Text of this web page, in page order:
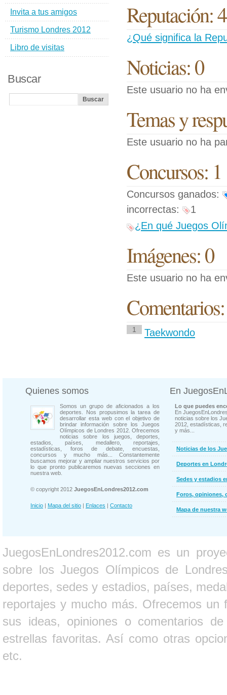
Reputación: 4
¿Qué significa la
Noticias: 0
Este usuario no ha
Temas y
Este usuario no ha
Concursos: 1
Concursos ganados:
incorrectas:
1
¿En qué Juegos
Imágenes: 0
Este usuario no ha
1 Taekwondo
Invita a tus amigos
Turismo Londres 2012
Libro de visitas
Buscar
Quienes somos
Somos un grupo de aficionados a los
deportes. Nos propusimos la tarea de
desarrollar esta web con el objetivo de
brindar información sobre los Juegos
Olímpicos de Londres 2012. Ofrecemos
noticias sobre los juegos, deportes,
estadios, países, medallero, reportajes,
estadísticas, foros de debate, encuestas,
concursos y mucho más... Constantemente
buscamos mejorar y ampliar nuestros servicios por
lo que pronto publicaremos nuevas secciones en
nuestra web.
© copyright 2012 JuegosEnLondres2012.com
Inicio | Mapa del sitio | Enlaces | Contacto
En
Lo que puedes
En
noticias sobre los
2012, estadísticas,
y más...
Noticias de los
Deportes en
Sedes y estadios
Foros, opiniones,
Mapa de nuestra
JuegosEnLondres2012.com es un
sobre los Juegos Olímpicos de
deportes, sedes y estadios, países,
reportajes y mucho más. Ofrecemos un
sus ideas, opiniones o comentarios
estrellas favoritas. Así como otras
etc.